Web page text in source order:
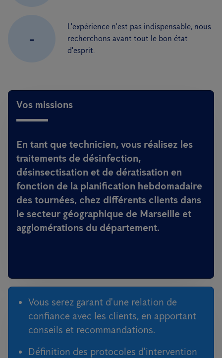
-
L'expérience n'est pas indispensable, nous
recherchons avant tout le bon état
d'esprit.
Vos missions
En tant que technicien, vous réalisez les
traitements de désinfection,
désinsectisation et de dératisation en
fonction de la planification hebdomadaire
des tournées, chez différents clients dans
le secteur géographique de Marseille et
agglomérations du département.
Vous serez garant d'une relation de
confiance avec les clients, en apportant
conseils et recommandations.
Définition des protocoles d'intervention